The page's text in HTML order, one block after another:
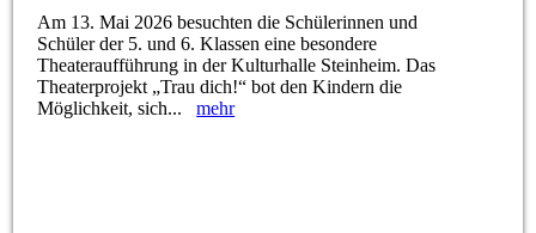
Am 13. Mai 2026 besuchten die Schülerinnen und
Schüler der 5. und 6. Klassen eine besondere
Theateraufführung in der Kulturhalle Steinheim. Das
Theaterprojekt „Trau dich!“ bot den Kindern die
Möglichkeit, sich...mehr